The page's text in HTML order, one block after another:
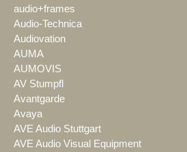
audio+frames
Audio-Technica
Audiovation
AUMA
AUMOVIS
AV Stumpfl
Avantgarde
Avaya
AVE Audio Stuttgart
AVE Audio Visual Equipment